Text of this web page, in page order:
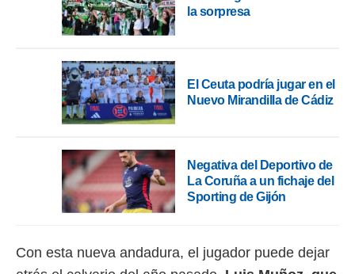
a través
de
la sorpresa
El Ceuta podría jugar en el
Nuevo Mirandilla de Cádiz
Negativa del Deportivo de
La Coruña a un fichaje del
Sporting de Gijón
Con esta nueva andadura, el jugador puede dejar